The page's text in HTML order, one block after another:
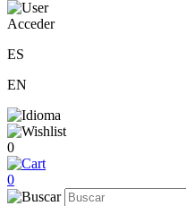
Acceder
ES
EN
0
0